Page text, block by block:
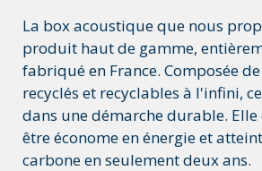
La box acoustique que nous
produit haut de gamme,
fabriqué en France. Composée
recyclés et recyclables à l'infini,
dans une démarche durable.
être économe en énergie et
carbone en seulement deux ans.